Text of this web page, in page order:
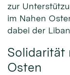
zur
im Nahen
dabei der
Solidarität
Osten